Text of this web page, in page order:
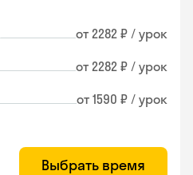
от 2282 ₽ / урок
от 2282 ₽ / урок
от 1590 ₽ / урок
Выбрать время